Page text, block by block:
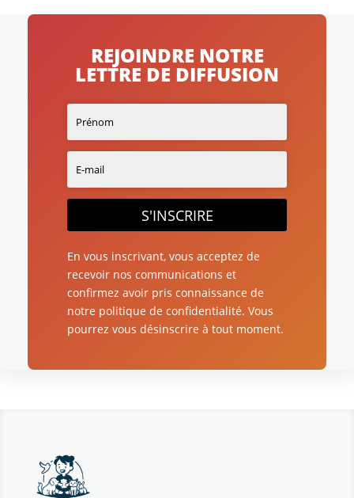
REJOINDRE NOTRE
LETTRE DE DIFFUSION
S'INSCRIRE
En vous inscrivant, vous acceptez de
recevoir nos communications et
confirmez avoir pris connaissance de
notre politique de confidentialité. Vous
pourrez vous désinscrire à tout moment.